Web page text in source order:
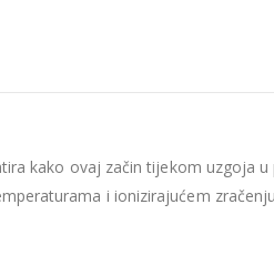
kako ovaj začin tijekom uzgoja
i ionizirajućem